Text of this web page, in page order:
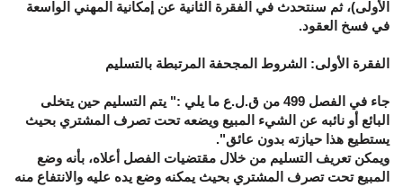
الأولى)، ثم سنتحدث في الفقرة الثانية عن إمكانية المهني الواسعة
في فسخ العقود.
الفقرة الأولى: الشروط المجحفة المرتبطة بالتسليم
جاء في الفصل 499 من ق.ل.ع ما يلي :" يتم التسليم حين يتخلى
البائع أو نائبه عن الشيء المبيع ويضعه تحت تصرف المشتري بحيث
يستطيع هذا حيازته بدون عائق".
ويمكن تعريف التسليم من خلال مقتضيات الفصل أعلاه، بأنه وضع
المبيع تحت تصرف المشتري بحيث يمكنه وضع يده عليه والانتفاع منه